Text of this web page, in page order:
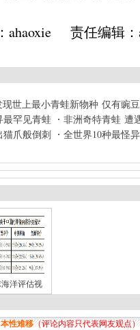
ahaoxie 责任编辑
现世上最小青蛙新物种 仅有豌
最罕见青蛙
非洲奇特青蛙 遭
猫爪般倒刺
全世界10种最怪
洋评估视